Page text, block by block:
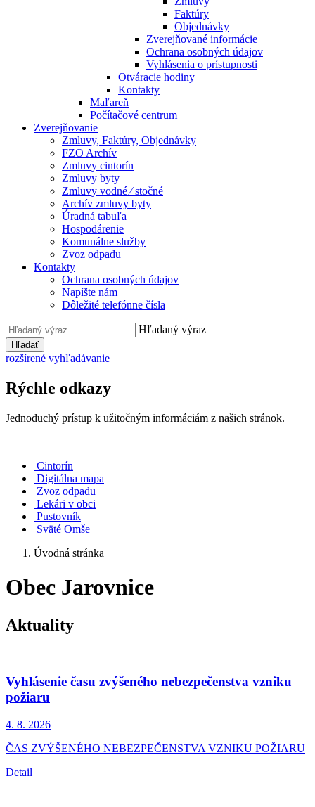
Faktúry
Objednávky
Zverejňované informácie
Ochrana osobných údajov
Vyhlásenia o prístupnosti
Otváracie hodiny
Kontakty
Maľareň
Počítačové centrum
Zverejňovanie
Zmluvy, Faktúry, Objednávky
FZO Archív
Zmluvy cintorín
Zmluvy byty
Zmluvy vodné ⁄ stočné
Archív zmluvy byty
Úradná tabuľa
Hospodárenie
Komunálne služby
Zvoz odpadu
Kontakty
Ochrana osobných údajov
Napíšte nám
Dôležité telefónne čísla
Hľadaný výraz
Hľadať
rozšírené vyhľadávanie
Rýchle odkazy
Jednoduchý prístup k užitočným informáciám z našich stránok.
Cintorín
Digitálna mapa
Zvoz odpadu
Lekári v obci
Pustovník
Sväté Omše
Úvodná stránka
Obec Jarovnice
Aktuality
Vyhlásenie času zvýšeného nebezpečenstva vzniku
požiaru
4. 8. 2026
ČAS ZVÝŠENÉHO NEBEZPEČENSTVA VZNIKU POŽIARU
Detail